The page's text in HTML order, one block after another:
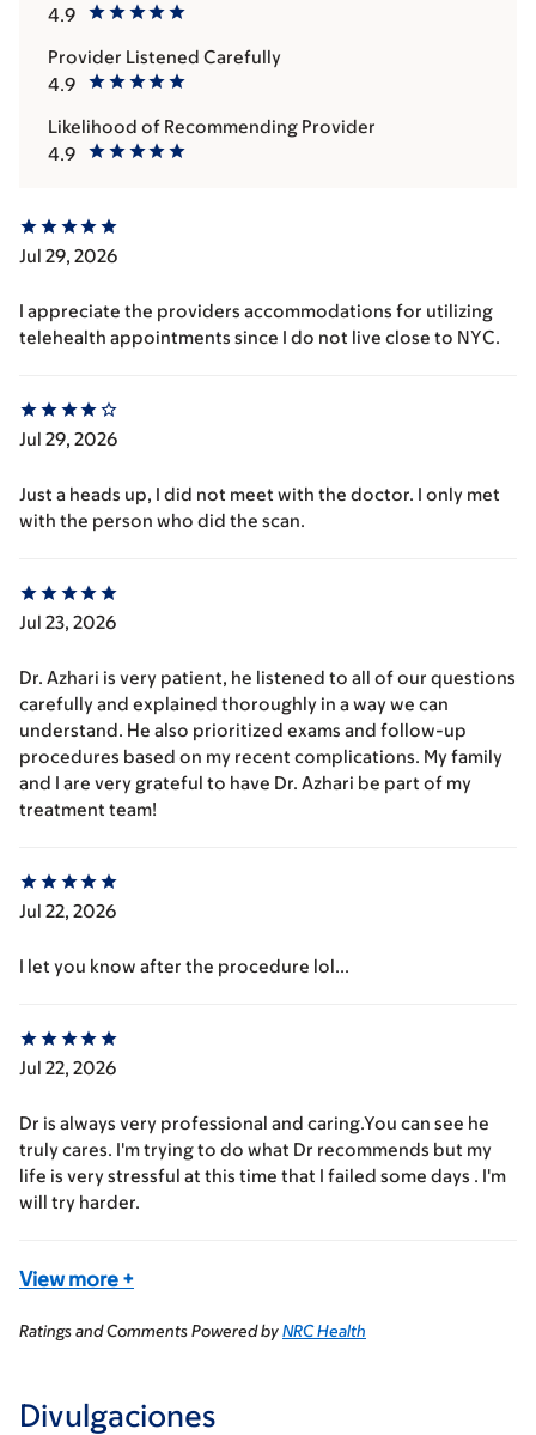
4.9
4.9
Provider Listened Carefully
4.9
Likelihood of Recommending Provider
Jul 29, 2026
I appreciate the providers accommodations for utilizing
telehealth appointments since I do not live close to NYC.
Jul 29, 2026
Just a heads up, I did not meet with the doctor. I only met
with the person who did the scan.
Jul 23, 2026
Dr. Azhari is very patient, he listened to all of our questions
carefully and explained thoroughly in a way we can
understand. He also prioritized exams and follow-up
procedures based on my recent complications. My family
and I are very grateful to have Dr. Azhari be part of my
treatment team!
Jul 22, 2026
I let you know after the procedure lol...
Jul 22, 2026
Dr is always very professional and caring.You can see he
truly cares. I'm trying to do what Dr recommends but my
life is very stressful at this time that I failed some days . I'm
will try harder.
View more +
Ratings and Comments Powered byNRC Health
Divulgaciones